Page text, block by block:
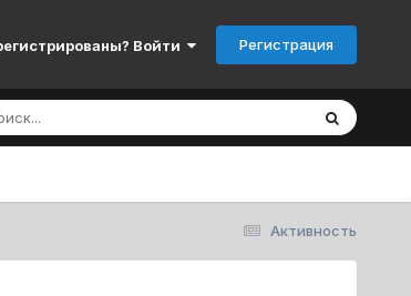
Войти Регистрация
Активность